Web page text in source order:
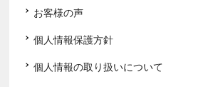
お客様の声
個人情報保護方針
個人情報の取り扱いについて